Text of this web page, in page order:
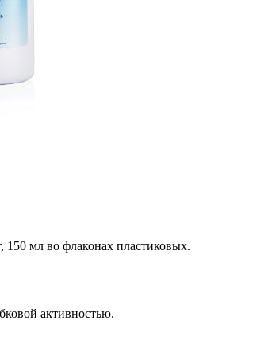
мл во флаконах пластиковых.
активностью.